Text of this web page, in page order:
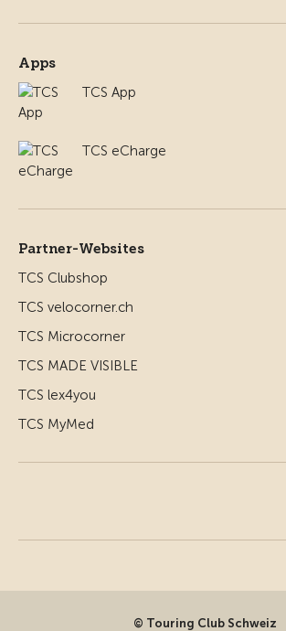
Apps
TCS App
TCS eCharge
Partner-Websites
TCS Clubshop
TCS velocorner.ch
TCS Microcorner
TCS MADE VISIBLE
TCS lex4you
TCS MyMed
© Touring Club Schweiz